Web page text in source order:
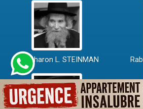
Rav Aharon L. STEINMAN